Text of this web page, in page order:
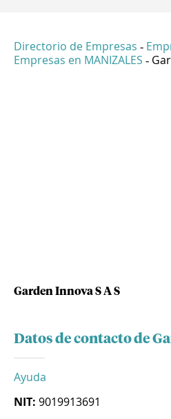
Directorio de Empresas -
Empresas en MANIZALES -
Garden Innova S A S
Datos de contacto de
Ayuda
NIT: 9019913691